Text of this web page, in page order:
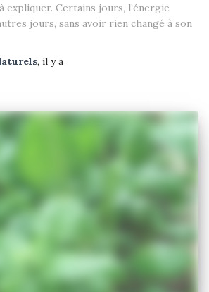
expliquer. Certains jours, l’énergie
jours, sans avoir rien changé à son
, il y a